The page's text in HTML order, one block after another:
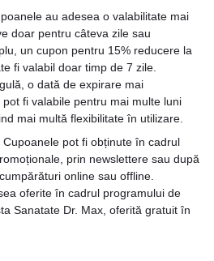
au adesea o valabilitate mai
doar pentru câteva zile sau
un cupon pentru 15% reducere la
fi valabil doar timp de 7 zile.
o dată de expirare mai
fi valabile pentru mai multe luni
mai multă flexibilitate în utilizare.
pot fi obținute în cadrul
prin newslettere sau după
online sau offline.
oferite în cadrul programului de
Sanatate Dr. Max, oferită gratuit în